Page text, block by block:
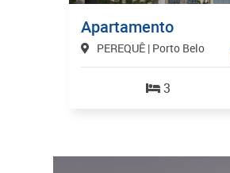
Apartamento
PEREQUÊ | Porto Belo
3